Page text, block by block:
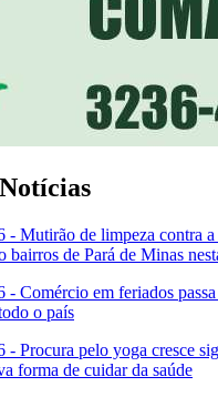
- Mutirão de limpeza contra a
bairros de Pará de Minas
- Comércio em feriados
o país
- Procura pelo yoga cresce
forma de cuidar da saúde